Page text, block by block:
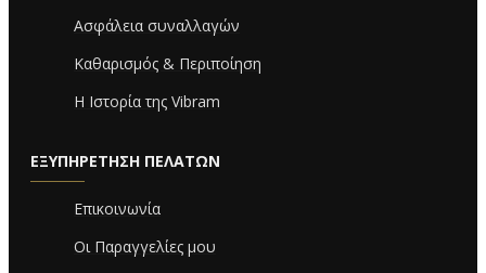
Ασφάλεια συναλλαγών
Καθαρισμός & Περιποίηση
Η Ιστορία της Vibram
ΕΞΥΠΗΡΈΤΗΣΗ ΠΕΛΑΤΏΝ
Επικοινωνία
Οι Παραγγελίες μου